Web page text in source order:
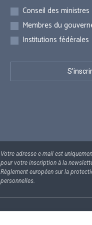
Inscriptions
Conseil des ministres
Membres du
Institutions fédérales
Votre adresse e-mail est
pour votre inscription à la
Règlement européen sur la
personnelles.